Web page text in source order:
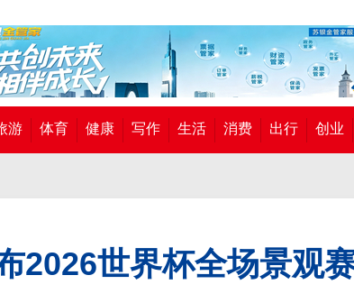
游 体育 健康 写作 生活 消费 出行 创业
2026世界杯全场景观